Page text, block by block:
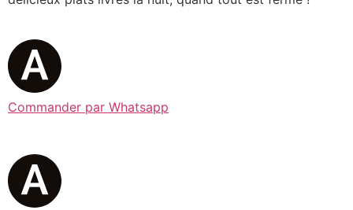
Commander par Whatsapp